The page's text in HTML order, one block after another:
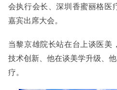
会执行会长、深圳香蜜丽格医
嘉宾出席大会。
当黎京雄院长站在台上谈医美
技术创新、他在谈美学升级、
疗。